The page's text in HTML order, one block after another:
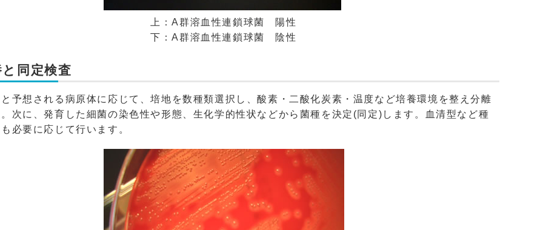
上：A群溶血性連鎖球菌 陽性
下：A群溶血性連鎖球菌 陰性
同定検査
予想される病原体に応じて、培地を数種類選択し、酸素・二酸化炭素・温度など培養環境を整え分離
次に、発育した細菌の染色性や形態、生化学的性状などから菌種を決定(同定)します。血清型など種
必要に応じて行います。